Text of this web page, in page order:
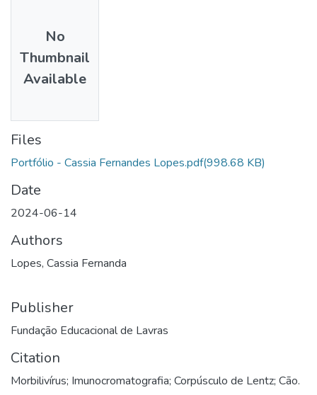
No
Thumbnail
Available
Files
Portfólio - Cassia Fernandes Lopes.pdf(998.68 KB)
Date
2024-06-14
Authors
Lopes, Cassia Fernanda
Publisher
Fundação Educacional de Lavras
Citation
Morbilivírus; Imunocromatografia; Corpúsculo de Lentz; Cão.